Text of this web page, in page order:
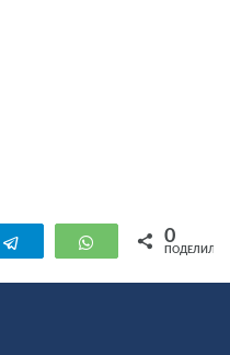
Telegram WhatsApp
0